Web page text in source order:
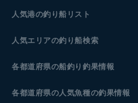
人気港の釣り船リスト
人気エリアの釣り船検索
各都道府県の船釣り釣果情報
各都道府県の人気魚種の釣果情報